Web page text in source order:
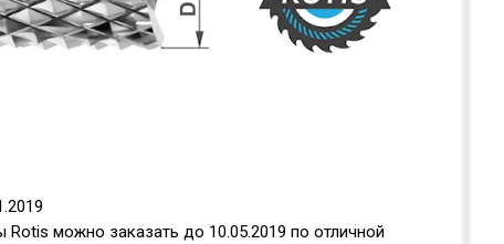
можно заказать до 10.05.2019 по отличной